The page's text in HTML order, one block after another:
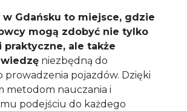
w Gdańsku to miejsce, gdzie
mogą zdobyć nie tylko
praktyczne, ale także
niezbędną do
prowadzenia pojazdów. Dzięki
metodom nauczania i
podejściu do każdego